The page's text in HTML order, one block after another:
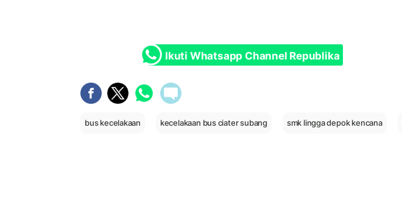
Ikuti Whatsapp Channel Republika
bus kecelakaan kecelakaan bus ciater subang smk lingga depok kencana